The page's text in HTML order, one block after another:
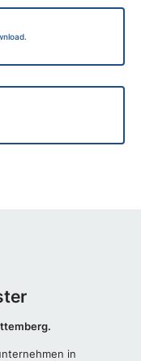
in